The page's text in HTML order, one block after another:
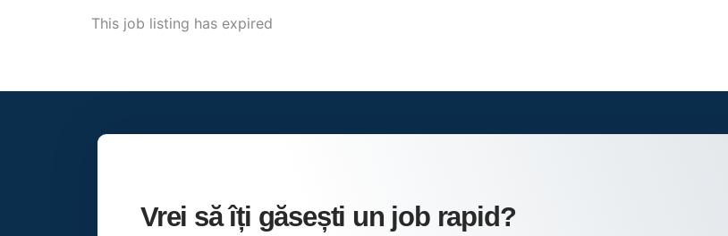
This job listing has expired
Vrei să îți găsești un job rapid?